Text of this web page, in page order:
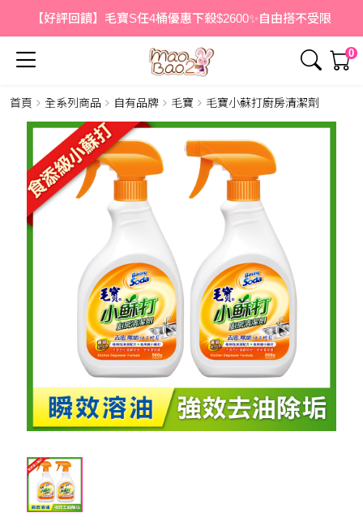
【好評回饋】毛寶S任4桶優惠下殺$2600✨自由搭不受限
0
簡介 詳情
首頁 全系列商品 自有品牌 毛寶 毛寶小蘇打廚房清潔劑